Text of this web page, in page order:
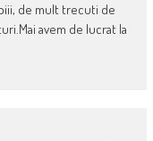
de mult trecuti de
avem de lucrat la